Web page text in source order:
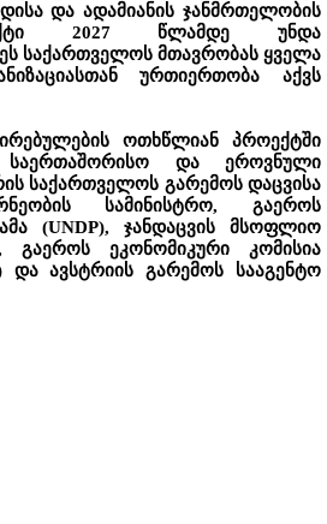
და ადამიანის ჯანმრთელობის
2027 წლამდე უნდა
საქართველოს მთავრობას ყველა
ურთიერთობა აქვს
ოთხწლიან პროექტში
საერთაშორისო და ეროვნული
საქართველოს გარემოს დაცვისა
სამინისტრო, გაეროს
(UNDP), ჯანდაცვის მსოფლიო
გაეროს ეკონომიკური კომისია
და ავსტრიის გარემოს სააგენტო